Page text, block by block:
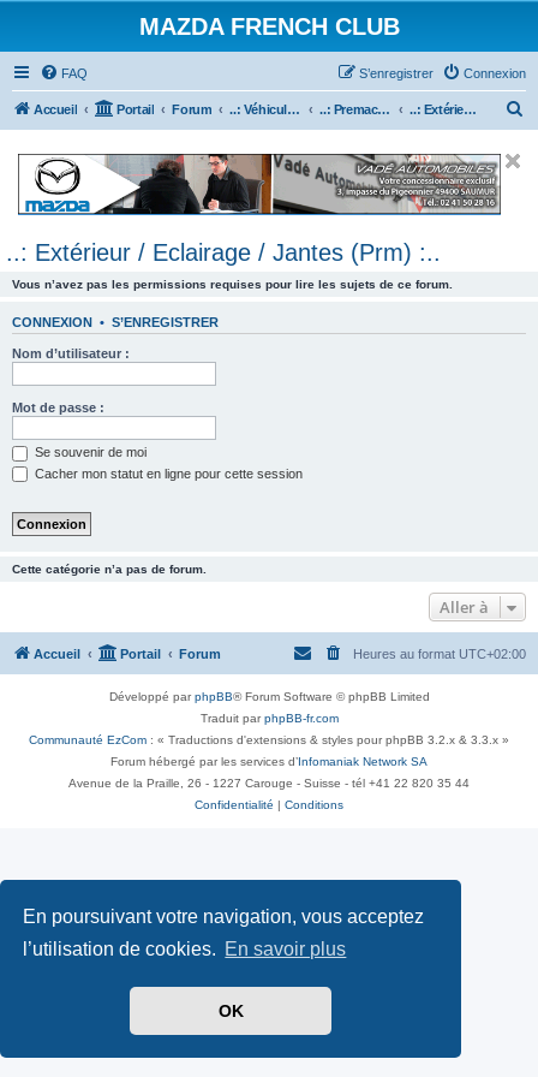
En poursuivant votre navigation, vous acceptez
l’utilisation de cookies. En savoir plus
OK
MAZDA FRENCH CLUB
FAQ Connexion
S’enregistrer
Accueil Portail Forum ..: Véhicules Mazda ancien (<2003) :.. ..: Premacy :.. ..: Extérieur / Eclairage / Jantes (Prm) :..
e
..: Extérieur / Eclairage / Jantes (Prm) :..
Vous n’avez pas les permissions requises pour lire les sujets de ce forum.
CONNEXION • S’ENREGISTRER
Nom d’utilisateur :
Mot de passe :
Se souvenir de moi
Cacher mon statut en ligne pour cette session
Cette catégorie n’a pas de forum.
Aller à
Accueil Portail Forum Heures au format UTC+02:00
Développé parphpBB® Forum Software © phpBB Limited
Traduit parphpBB-fr.com
Communauté EzCom : « Traductions d'extensions & styles pour phpBB 3.2.x & 3.3.x »
Forum hébergé par les services d’ Infomaniak Network SA
Avenue de la Praille, 26 - 1227 Carouge - Suisse - tél +41 22 820 35 44
Confidentialité
Conditions